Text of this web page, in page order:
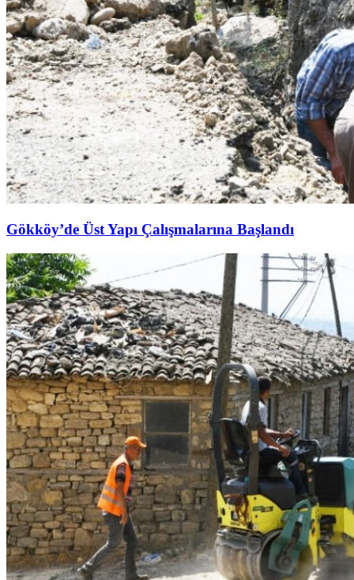
Gökköy’de Üst Yapı Çalışmalarına Başlandı